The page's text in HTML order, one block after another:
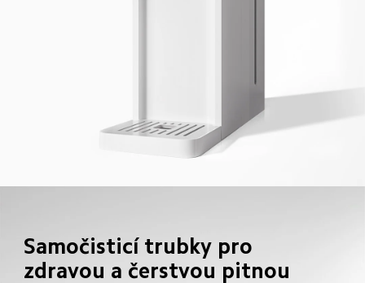
Samočisticí trubky pro
zdravou a čerstvou pitnou